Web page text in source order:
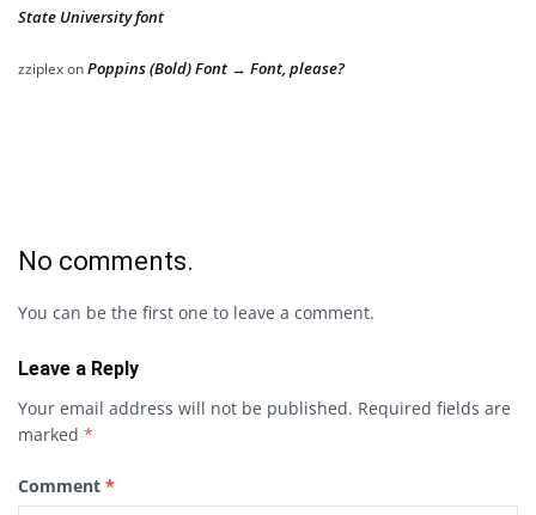
State University font
zziplexonPoppins (Bold) Font → Font, please?
No comments.
You can be the first one to leave a comment.
Leave a Reply
Your email address will not be published. Required fields are
marked *
Comment *